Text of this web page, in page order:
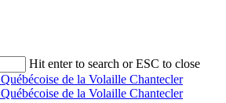
Hit enter to search or ESC to close